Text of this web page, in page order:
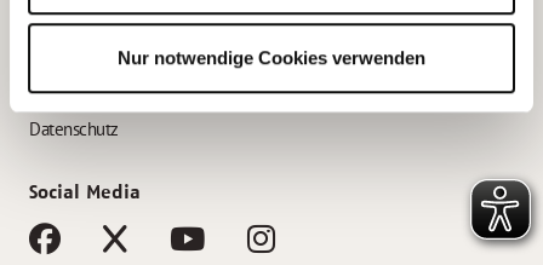
Nur notwendige Cookies verwenden
AWO Gliederungen nach Bundesland
Impressum
Datenschutz
Social Media